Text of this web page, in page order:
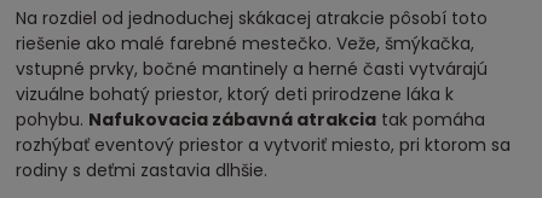
Na rozdiel od jednoduchej skákacej atrakcie pôsobí toto
riešenie ako malé farebné mestečko. Veže, šmýkačka,
vstupné prvky, bočné mantinely a herné časti vytvárajú
vizuálne bohatý priestor, ktorý deti prirodzene láka k
pohybu. Nafukovacia zábavná atrakcia tak pomáha
rozhýbať eventový priestor a vytvoriť miesto, pri ktorom sa
rodiny s deťmi zastavia dlhšie.